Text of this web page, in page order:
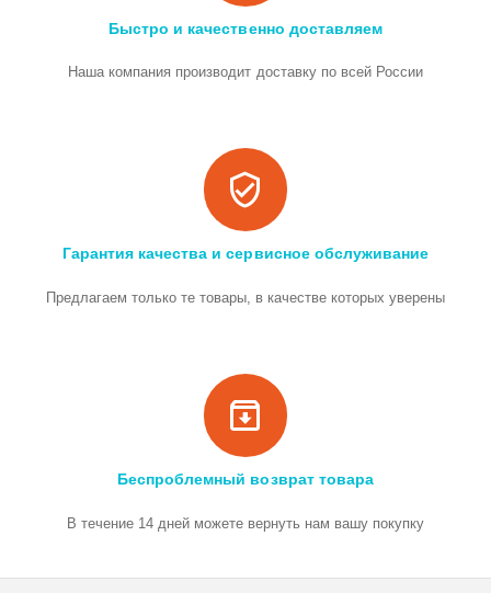
Быстро и качественно доставляем
Наша компания производит доставку по всей России
Гарантия качества и сервисное обслуживание
Предлагаем только те товары, в качестве которых уверены
Беспроблемный возврат товара
В течение 14 дней можете вернуть нам вашу покупку